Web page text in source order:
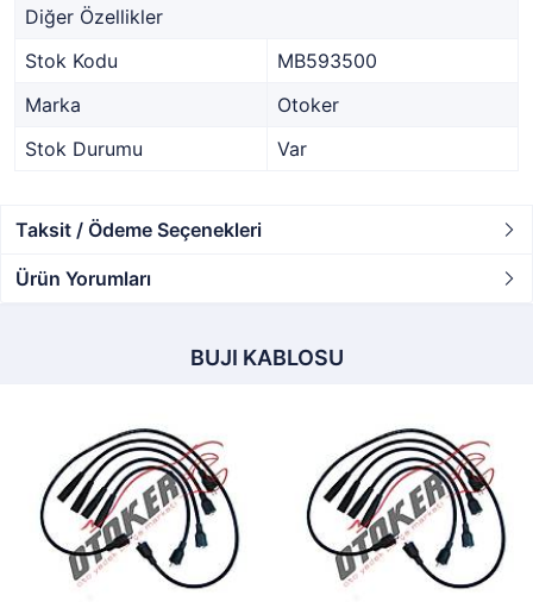
Diğer Özellikler
Stok Kodu
MB593500
Marka
Otoker
Stok Durumu
Var
Taksit / Ödeme Seçenekleri
Ürün Yorumları
BUJI KABLOSU